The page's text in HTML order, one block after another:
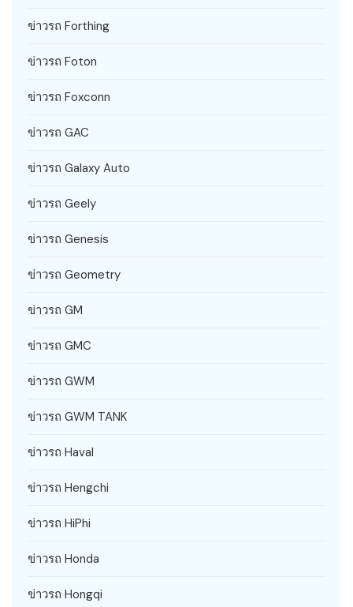
ข่าวรถ Forthing
ข่าวรถ Foton
ข่าวรถ Foxconn
ข่าวรถ GAC
ข่าวรถ Galaxy Auto
ข่าวรถ Geely
ข่าวรถ Genesis
ข่าวรถ Geometry
ข่าวรถ GM
ข่าวรถ GMC
ข่าวรถ GWM
ข่าวรถ GWM TANK
ข่าวรถ Haval
ข่าวรถ Hengchi
ข่าวรถ HiPhi
ข่าวรถ Honda
ข่าวรถ Hongqi